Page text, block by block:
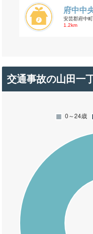
府中中
安芸郡府中
1.2km
交通事故の山田一